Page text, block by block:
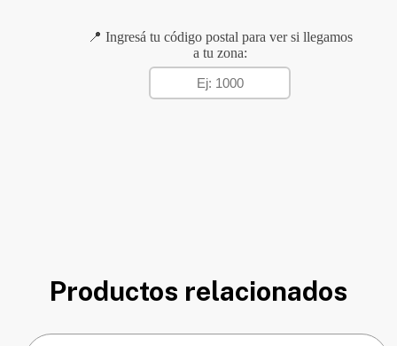
📍 Ingresá tu código postal para ver si llegamos
a tu zona:
Productos relacionados